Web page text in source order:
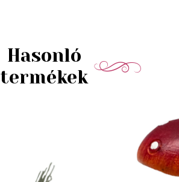
Hasonló
termékek